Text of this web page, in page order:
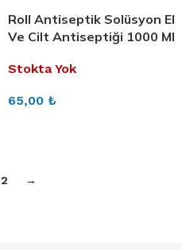
Roll Antiseptik Solüsyon El
Ve Cilt Antiseptiği 1000 Ml
Stokta Yok
65,00 ₺
2 →